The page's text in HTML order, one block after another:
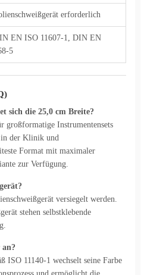
erforderlich
EN ISO 11607-1, DIN EN
5
sich die 25,0 cm Breite?
großformatige Instrumentensets
in der Klinik und
Format mit maximaler
zur Verfügung.
versiegelt werden.
stehen selbstklebende
an?
ISO 11140-1 wechselt seine Farbe